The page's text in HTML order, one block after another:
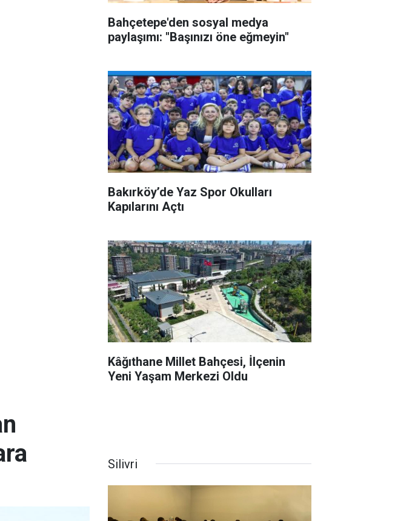
Bahçetepe'den sosyal medya
paylaşımı: "Başınızı öne eğmeyin"
Bakırköy’de Yaz Spor Okulları
Kapılarını Açtı
Kâğıthane Millet Bahçesi, İlçenin
Yeni Yaşam Merkezi Oldu
Silivri